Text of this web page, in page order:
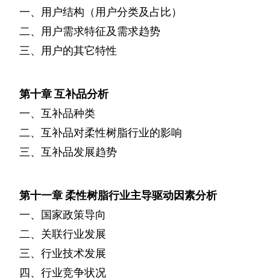
一、用户结构（用户分类及占比）
二、用户需求特征及需求趋势
三、用户的其它特性
第十章互补品分析
一、互补品种类
二、互补品对柔性树脂行业的影响
三、互补品发展趋势
第十一章柔性树脂行业主导驱动因素分析
一、国家政策导向
二、关联行业发展
三、行业技术发展
四、行业竞争状况